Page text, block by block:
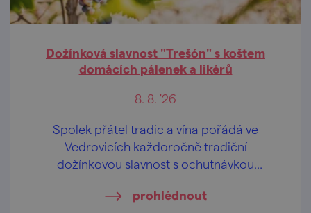
Dožínková slavnost "Trešón" s koštem
domácích pálenek a likérů
8. 8. '26
Spolek přátel tradic a vína pořádá ve
Vedrovicích každoročně tradiční
dožínkovou slavnost s ochutnávkou
prohlédnout